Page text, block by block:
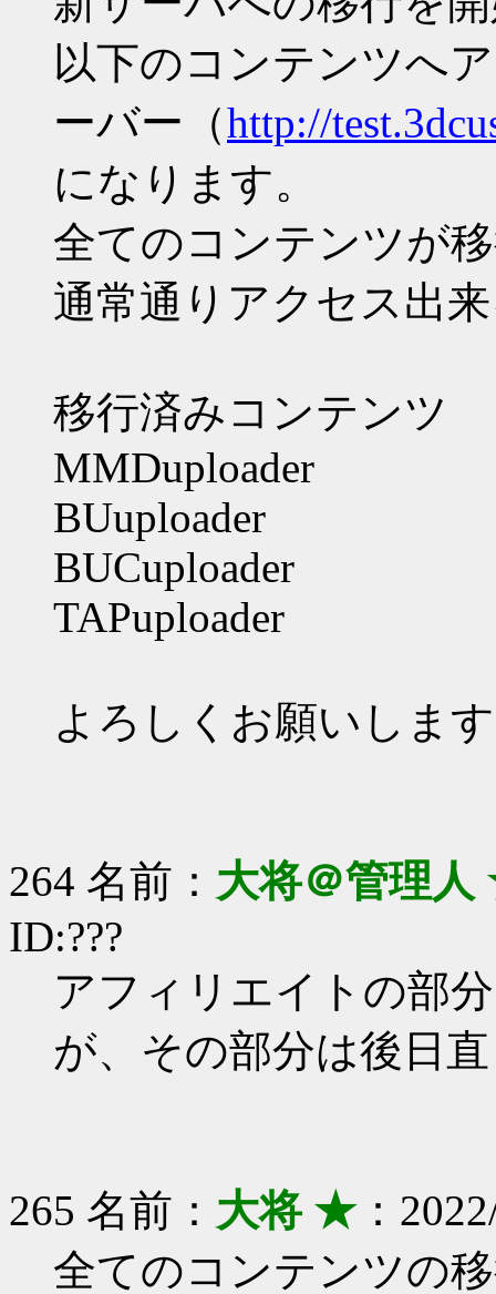
以下のコンテンツへ
ーバー（http://
になります。
全てのコンテンツが
通常通りアクセス出
移行済みコンテンツ
MMDuploader
BUuploader
BUCuploader
TAPuploader
よろしくお願いしま
264 名前： 大将＠管理
ID:???
アフィリエイトの部
が、その部分は後日
265 名前： 大将 ★：
全てのコンテンツの